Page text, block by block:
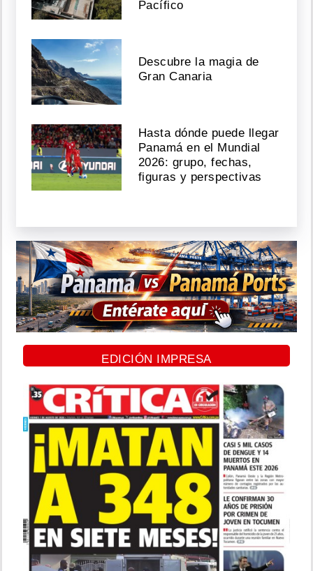
Pacífico
Descubre la magia de
Gran Canaria
Hasta dónde puede llegar
Panamá en el Mundial
2026: grupo, fechas,
figuras y perspectivas
EDICIÓN IMPRESA